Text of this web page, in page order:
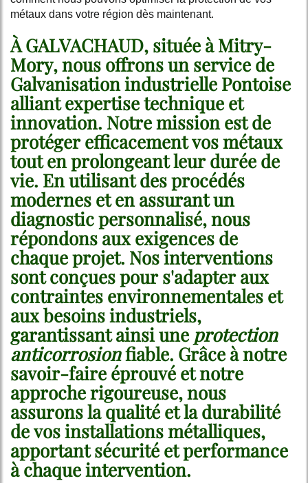
métaux dans votre région dès maintenant.
À GALVACHAUD, située à Mitry-
Mory, nous offrons un service de
Galvanisation industrielle Pontoise
alliant expertise technique et
innovation. Notre mission est de
protéger efficacement vos métaux
tout en prolongeant leur durée de
vie. En utilisant des procédés
modernes et en assurant un
diagnostic personnalisé, nous
répondons aux exigences de
chaque projet. Nos interventions
sont conçues pour s'adapter aux
contraintes environnementales et
aux besoins industriels,
garantissant ainsi une protection
anticorrosionfiable. Grâce à notre
savoir-faire éprouvé et notre
approche rigoureuse, nous
assurons la qualité et la durabilité
de vos installations métalliques,
apportant sécurité et performance
à chaque intervention.